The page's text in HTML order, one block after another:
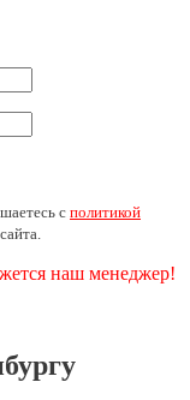
с политикой
наш менеджер!